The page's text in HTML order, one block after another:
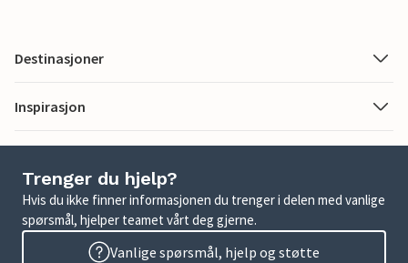
Destinasjoner
Inspirasjon
Trenger du hjelp?
Hvis du ikke finner informasjonen du trenger i delen med vanlige
spørsmål, hjelper teamet vårt deg gjerne.
Vanlige spørsmål, hjelp og støtte